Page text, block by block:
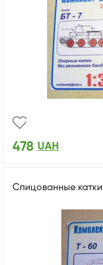
478 UAH
Спицованные